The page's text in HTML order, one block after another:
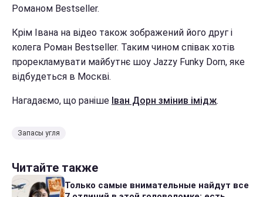
Романом Bestseller.
Крім Івана на відео також зображений його друг і
колега Роман Bestseller. Таким чином співак хотів
прорекламувати майбутнє шоу Jazzy Funky Dorn, яке
відбудеться в Москві.
Нагадаємо, що раніше Іван Дорн змінив імідж.
Запасы угля
Читайте также
Только самые внимательные найдут все